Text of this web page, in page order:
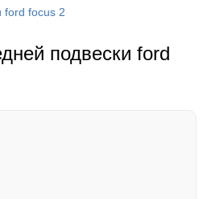
ford focus 2
подвески ford